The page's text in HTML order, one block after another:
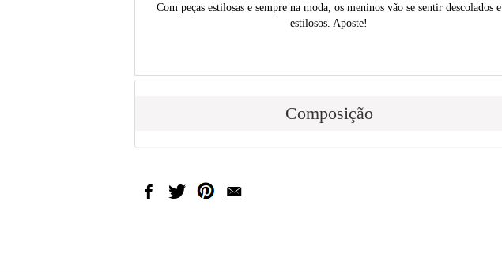
Com peças estilosas e sempre na moda, os meninos vão se sentir descolados e
estilosos. Aposte!
Composição